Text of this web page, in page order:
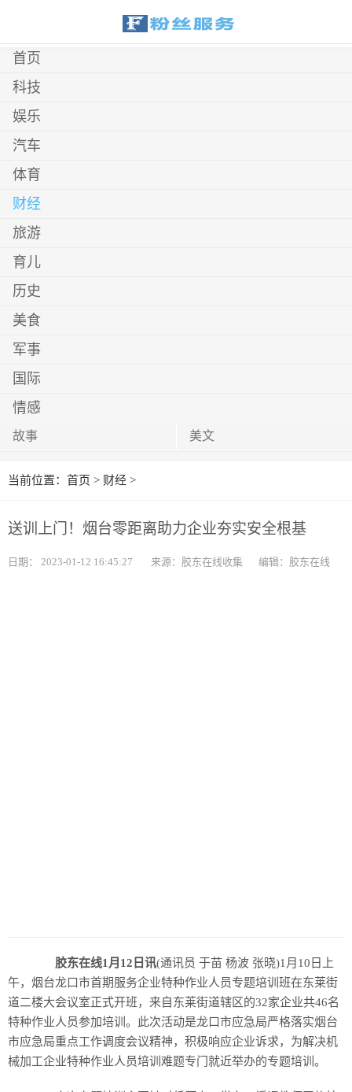
首页
科技
娱乐
汽车
体育
财经
旅游
育儿
历史
美食
军事
国际
情感
故事 美文
当前位置： 首页 > 财经 >
送训上门！烟台零距离助力企业夯实安全根基
日期： 2023-01-12 16:45:27 来源：胶东在线收集 编辑：胶东在线
胶东在线1月12日讯(通讯员 于苗 杨波 张晓)1月10日上
午，烟台龙口市首期服务企业特种作业人员专题培训班在东莱街
道二楼大会议室正式开班，来自东莱街道辖区的32家企业共46名
特种作业人员参加培训。此次活动是龙口市应急局严格落实烟台
市应急局重点工作调度会议精神，积极响应企业诉求，为解决机
械加工企业特种作业人员培训难题专门就近举办的专题培训。